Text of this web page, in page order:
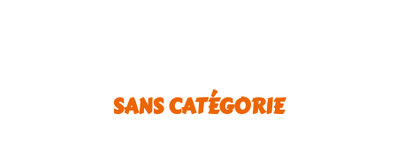
SANS CATÉGORIE